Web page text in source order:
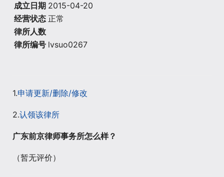
成立日期 2015-04-20
经营状态 正常
律所人数
律所编号 lvsuo0267
1.申请更新/删除/修改
2.认领该律所
广东前京律师事务所怎么样？
（暂无评价）